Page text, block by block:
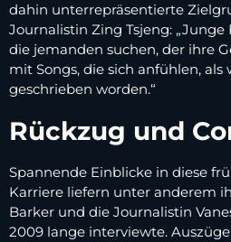
dahin unterrepräsentierte
Journalistin Zing Tsjeng:
die jemanden suchen, der ihre
mit Songs, die sich anfühlen,
geschrieben worden.“
Rückzug und
Spannende Einblicke in diese
Karriere liefern unter anderem
Barker und die Journalistin
2009 lange interviewte.